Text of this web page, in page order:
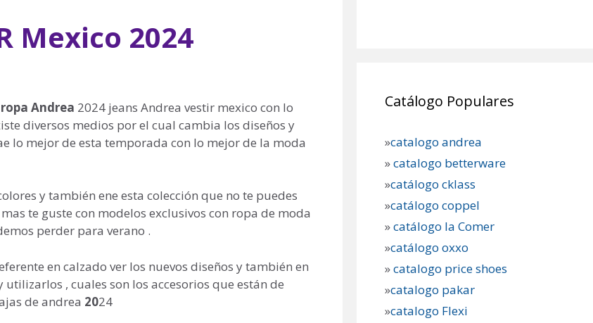
Mexico 2024
Andrea 2024 jeans Andrea vestir mexico con lo
diversos medios por el cual cambia los diseños y
lo mejor de esta temporada con lo mejor de la moda
y también ene esta colección que no te puedes
te guste con modelos exclusivos con ropa de moda
perder para verano .
en calzado ver los nuevos diseños y también en
, cuales son los accesorios que están de
de andrea 2024
Catálogo Populares
»catalogo andrea
»catalogo betterware
»catálogo cklass
»catálogo coppel
»catálogo la Comer
»catálogo oxxo
»catalogo price shoes
»catalogo pakar
»catalogo Flexi